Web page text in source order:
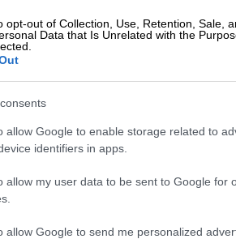
opt-out of Collection, Use, Retention, Sale,
Data that Is Unrelated with the
allow Google to enable storage related to
identifiers in apps.
allow my user data to be sent to Google for
allow Google to send me personalized
τεστ - Τι
περισσότερα κρούσματα,
Υπάρχουν εμβόλια και